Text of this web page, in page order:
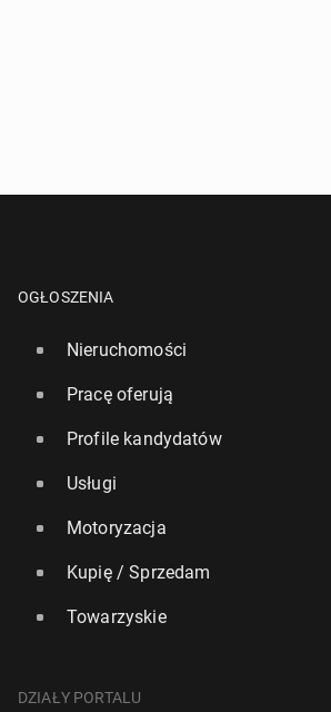
OGŁOSZENIA
Nieruchomości
Pracę oferują
Profile kandydatów
Usługi
Motoryzacja
Kupię / Sprzedam
Towarzyskie
DZIAŁY PORTALU